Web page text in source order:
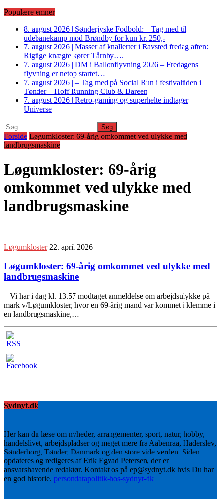
Populære emner
8. august 2026 | Sønderjyske Fodbold: – Tag med til
udebanekamp mod Brøndby for kun kr. 250,-
7. august 2026 | Masser af knallerter i Ravsted fredag aften:
Rigtige knægte kører Tårnby….
7. august 2026 | DM i Ballonflyvning 2026 – Fredagens
flyvning er netop startet…
7. august 2026 | – Tag med på Social Run i festivaltiden i
Tønder – Hoff Running Club & Bareen
7. august 2026 | Retro-gaming og superhelte indtager
Universe
Søg
efter:
Forside Løgumkloster: 69-årig omkommet ved ulykke med
landbrugsmaskine
Løgumkloster: 69-årig
omkommet ved ulykke med
landbrugsmaskine
Løgumkloster 22. april 2026
Løgumkloster: 69-årig omkommet ved ulykke med
landbrugsmaskine
– Vi har i dag kl. 13.57 modtaget anmeldelse om arbejdsulykke på
mark v/Løgumkloster, hvor en 69-årig mand var kommet i klemme i
en landbrugsmaskine,…
Sydnyt.dk
Her kan du læse om nyheder, arrangementer, sport, natur, hobby,
handelslivet, arbejdspladser og meget mere fra Aabenraa, Haderslev,
Sønderborg, Tønder, Danmark og den store vide verden. Siden
opdateres og redigeres af Erik Egvad Petersen, der er
ansvarshavende redaktør. Kontakt os på ep@sydnyt.dk hvis Du har
en god historie. persondatapolitik-hos-sydnyt-dk